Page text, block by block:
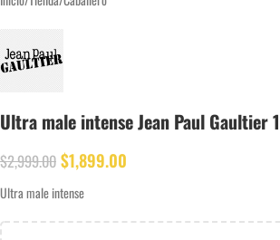
Ultra male intense Jean Paul Gaultier
$2,999.00 $1,899.00
Ultra male intense